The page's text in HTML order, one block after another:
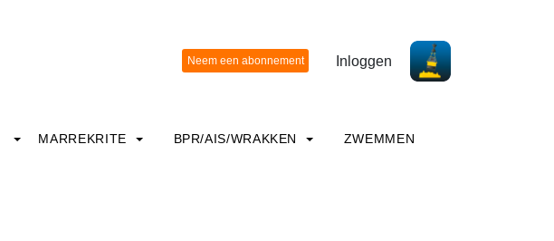
Inloggen
MARREKRITE BPR/AIS/WRAKKEN ZWEMMEN